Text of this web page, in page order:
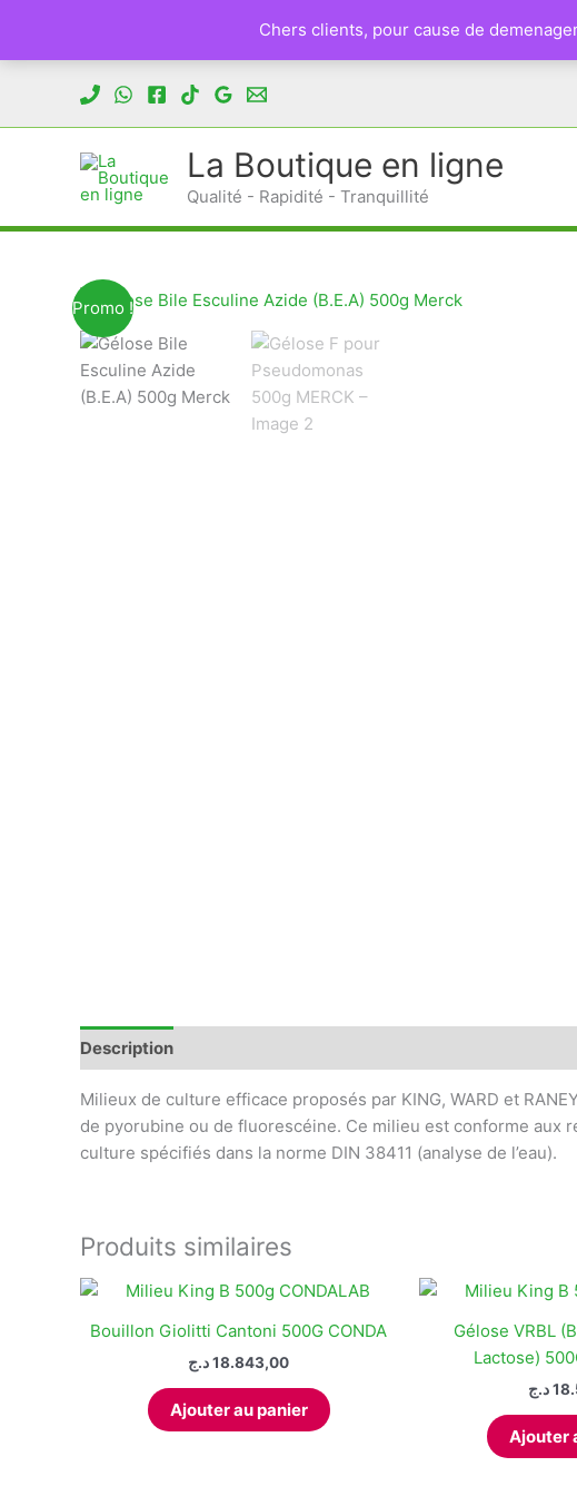
Chers clients, pour cause de
contenu
La Boutique en ligne
Qualité - Rapidité - Tranquillité
Promo !
Description
Milieux de culture efficace proposés par KING, WARD et
de pyorubine ou de fluorescéine. Ce milieu est conforme aux
culture spécifiés dans la norme DIN 38411 (analyse de l’eau).
Produits similaires
Bouillon Giolitti Cantoni 500G CONDA
18.843,00د.ج
Ajouter au panier
Gélose VRBL
Lactose)
د.ج
Ajouter